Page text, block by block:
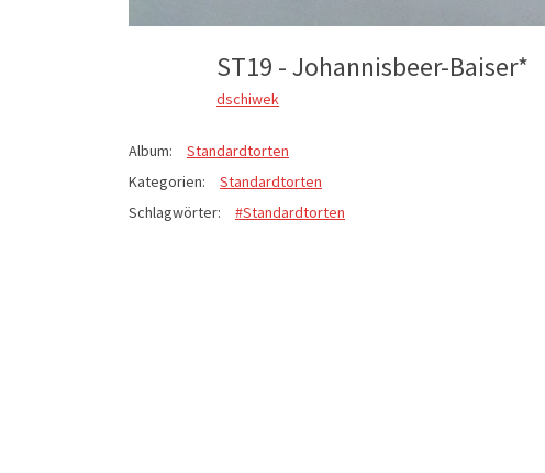
ST19 - Johannisbeer-Baiser*
dschiwek
Album:
Standardtorten
Kategorien:
Standardtorten
Schlagwörter:
#Standardtorten